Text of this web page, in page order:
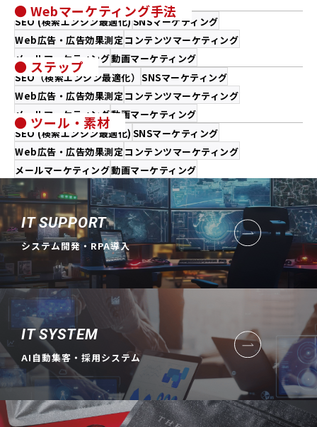
● Webマーケティング手法
SEO (検索エンジン最適化) SNSマーケティング
Web広告・広告効果測定 コンテンツマーケティング
メールマーケティング動画マーケティング
● ステップ
SEO（検索エンジン最適化） SNSマーケティング
Web広告・広告効果測定 コンテンツマーケティング
メールマーケティング動画マーケティング
● ツール・素材
SEO (検索エンジン最適化) SNSマーケティング
Web広告・広告効果測定 コンテンツマーケティング
メールマーケティング動画マーケティング
IT SUPPORT
システム開発・RPA導入
IT SYSTEM
AI自動集客・採用システム